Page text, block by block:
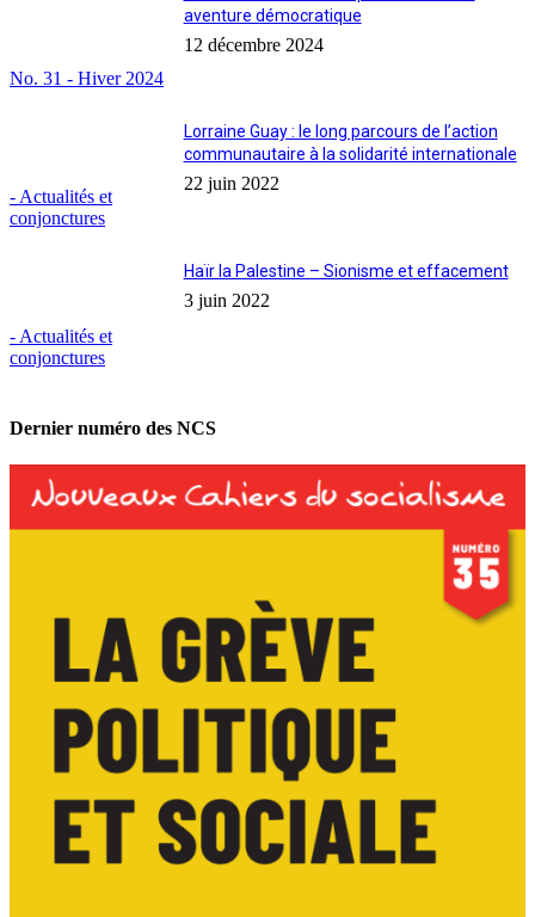
No. 31 - Hiver 2024
aventure démocratique
12 décembre 2024
- Actualités et
conjonctures
Lorraine Guay : le long parcours de l’action
communautaire à la solidarité internationale
22 juin 2022
- Actualités et
conjonctures
Haïr la Palestine – Sionisme et effacement
3 juin 2022
Dernier numéro des NCS